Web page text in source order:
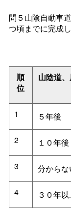
問５山陰自動車
つ頃までに完成
順
位
山陰道
1 ５年後
2 １０年後
3 分からな
4 ３０年